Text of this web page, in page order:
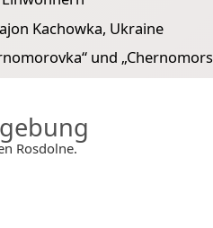
Kachowka, Ukraine
“ und „
Rosdolne.